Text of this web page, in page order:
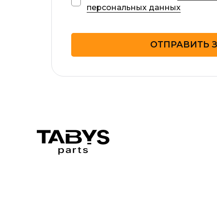
персональных данных
ОТПРАВИТЬ